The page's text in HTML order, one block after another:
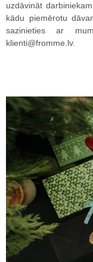
uzdāvināt
kādu piemērotu
sazinieties ar
klienti@fromme.lv.